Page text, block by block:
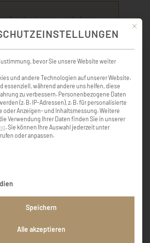
ihn als einen so wunderbaren,
Menschen erleben und
der voller Liebe für seine
da war . Seiner ganzen Familie
unendlich viel Kraft und Liebe
Zeit. Wir möchten unsere
im stillem Gedenken
Mitgefühl ausdrücken.
Carlos & Gerlinde
unser tiefes Mitgefühl und
Anteilnahme ausdrücken
und Zuversicht wünschen.
Mit
bevor Sie unsere Website weiter
und andere Technologien auf unserer Website.
essenziell, während andere uns helfen, diese
zu verbessern. Personenbezogene Daten
(z. B. IP-Adressen), z. B. für personalisierte
oder Anzeigen- und Inhaltsmessung.Weitere
Verwendung Ihrer Daten finden Sie in unserer
.Sie können Ihre Auswahl jederzeit unter
oder anpassen.
der Service-Gruppen, für die eine
Speichern
Alle akzeptieren